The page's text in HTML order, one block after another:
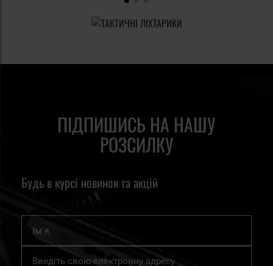
ПІДПИШИСЬ НА НАШУ
РОЗСИЛКУ
Будь в курсі новинок та акцій
Підпишіться